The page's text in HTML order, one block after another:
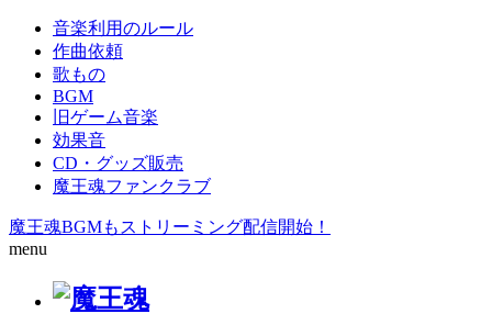
音楽利用のルール
作曲依頼
歌もの
BGM
旧ゲーム音楽
効果音
CD・グッズ販売
魔王魂ファンクラブ
魔王魂BGMもストリーミング配信開始！
menu